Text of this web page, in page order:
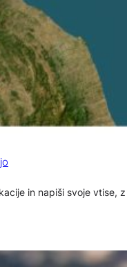
in napiši svoje vtise,